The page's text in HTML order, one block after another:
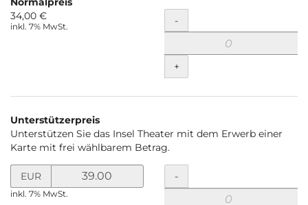
34,00 €
inkl. 7% MwSt. Menge
-
+
Unterstützerpreis
Unterstützen Sie das Insel Theater mit dem Erwerb einer
Karte mit frei wählbarem Betrag.
Preis
in
EUR
EUR
inkl. 7% MwSt.
Menge
-